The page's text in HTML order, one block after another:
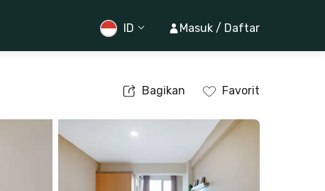
ID Masuk / Daftar
Bagikan Favorit